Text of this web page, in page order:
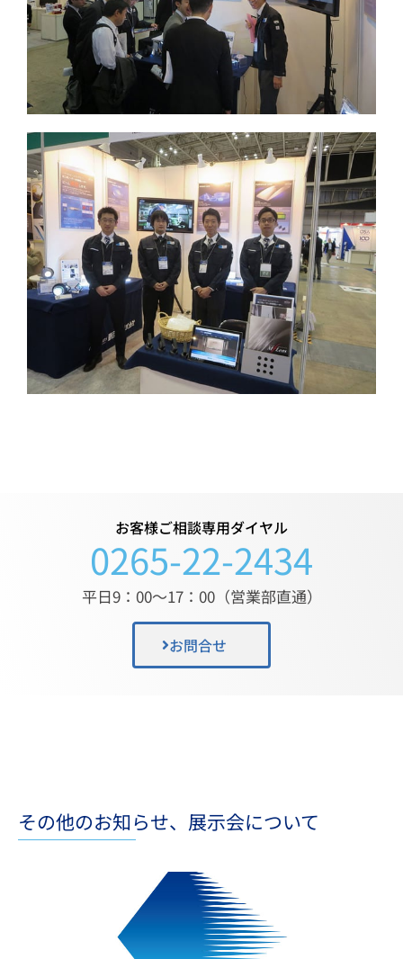
お客様ご相談専用ダイヤル
0265-22-2434
平日9：00〜17：00（営業部直通）
お問合せ
その他のお知らせ、展示会について